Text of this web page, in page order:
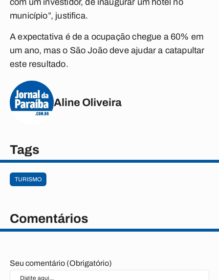
com um investidor, de inaugurar um hotel no
município”, justifica.
A expectativa é de a ocupação chegue a 60% em
um ano, mas o São João deve ajudar a catapultar
este resultado.
Aline Oliveira
Tags
TURISMO
Comentários
Seu comentário (Obrigatório)